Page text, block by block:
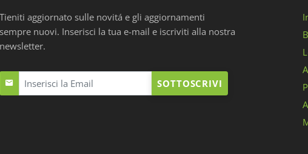
Tieniti aggiornato sulle novitá e gli aggiornamenti
sempre nuovi. Inserisci la tua e-mail e iscriviti alla nostra
newsletter.
SOTTOSCRIVI